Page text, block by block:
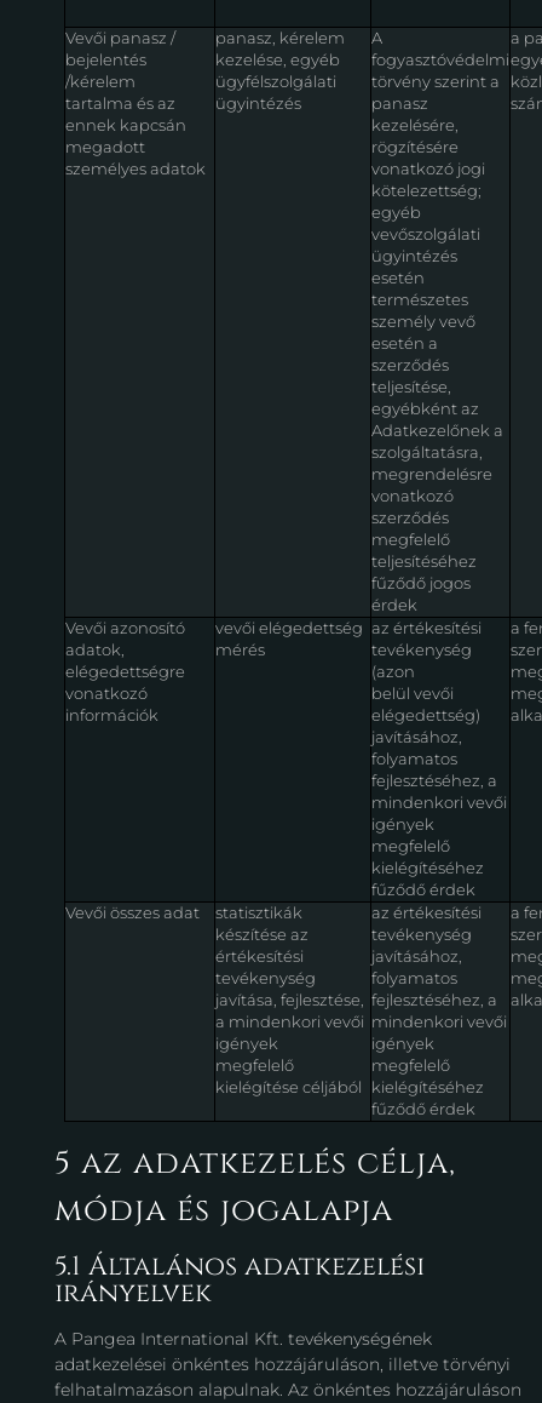
Vevői panasz /
bejelentés
/kérelem
tartalma és az
ennek kapcsán
megadott
személyes adatok
panasz, kérelem
kezelése, egyéb
ügyfélszolgálati
ügyintézés
A
fogyasztóvédelmi
törvény szerint a
panasz
kezelésére,
rögzítésére
vonatkozó jogi
kötelezettség;
egyéb
vevőszolgálati
ügyintézés
esetén
természetes
személy vevő
esetén a
szerződés
teljesítése,
egyébként az
Adatkezelőnek a
szolgáltatásra,
megrendelésre
vonatkozó
szerződés
megfelelő
teljesítéséhez
fűződő jogos
érdek
a
Vevői azonosító
adatok,
elégedettségre
vonatkozó
információk
vevői elégedettség
mérés
az értékesítési
tevékenység
(azon
belül vevői
elégedettség)
javításához,
folyamatos
fejlesztéséhez, a
mindenkori vevői
igények
megfelelő
kielégítéséhez
fűződő érdek
a
Vevői összes adat
statisztikák
készítése az
értékesítési
tevékenység
javítása, fejlesztése,
a mindenkori vevői
igények
megfelelő
kielégítése céljából
az értékesítési
tevékenység
javításához,
folyamatos
fejlesztéséhez, a
mindenkori vevői
igények
megfelelő
kielégítéséhez
fűződő érdek
a
5 az adatkezelés célja,
módja és jogalapja
5.1 Általános adatkezelési
irányelvek
A Pangea International Kft. tevékenységének
adatkezelései önkéntes hozzájáruláson, illetve törvényi
felhatalmazáson alapulnak. Az önkéntes hozzájáruláson